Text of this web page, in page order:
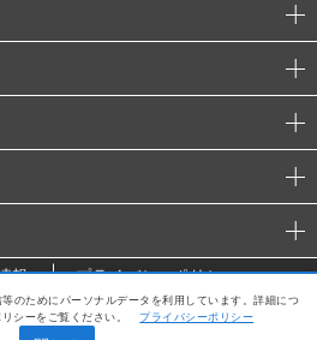
のためにパーソナルデータを利用しています。詳細につ
シーをご覧ください。
プライバシーポリシー
報 プライバシーポリシー
TAKANO Co., Ltd.